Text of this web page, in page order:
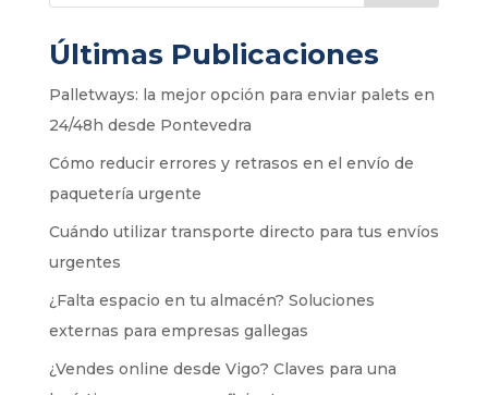
Últimas Publicaciones
Palletways: la mejor opción para enviar palets en
24/48h desde Pontevedra
Cómo reducir errores y retrasos en el envío de
paquetería urgente
Cuándo utilizar transporte directo para tus envíos
urgentes
¿Falta espacio en tu almacén? Soluciones
externas para empresas gallegas
¿Vendes online desde Vigo? Claves para una